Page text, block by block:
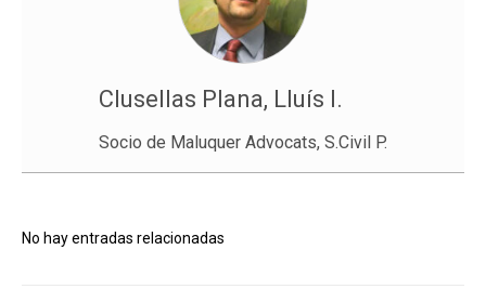
Clusellas Plana, Lluís I.
Socio de Maluquer Advocats, S.Civil P.
No hay entradas relacionadas